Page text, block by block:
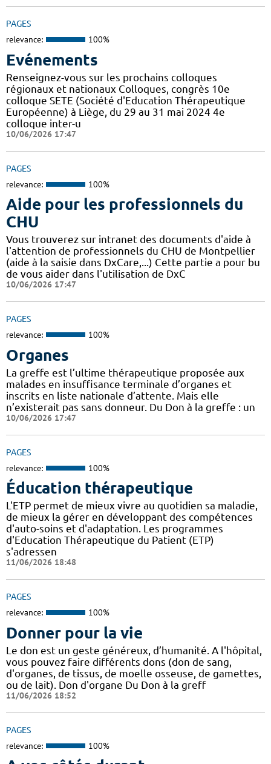
PAGES
relevance: 100%
Evénements
Renseignez-vous sur les prochains colloques
régionaux et nationaux Colloques, congrès 10e
colloque SETE (Société d'Education Thérapeutique
Européenne) à Liège, du 29 au 31 mai 2024 4e
colloque inter-u
10/06/2026 17:47
PAGES
relevance: 100%
Aide pour les professionnels du
CHU
Vous trouverez sur intranet des documents d'aide à
l'attention de professionnels du CHU de Montpellier
(aide à la saisie dans DxCare,...) Cette partie a pour bu
de vous aider dans l'utilisation de DxC
10/06/2026 17:47
PAGES
relevance: 100%
Organes
La greffe est l’ultime thérapeutique proposée aux
malades en insuffisance terminale d’organes et
inscrits en liste nationale d’attente. Mais elle
n’existerait pas sans donneur. Du Don à la greffe : un
10/06/2026 17:47
PAGES
relevance: 100%
Éducation thérapeutique
L'ETP permet de mieux vivre au quotidien sa maladie,
de mieux la gérer en développant des compétences
d'auto-soins et d'adaptation. Les programmes
d'Education Thérapeutique du Patient (ETP)
s'adressen
11/06/2026 18:48
PAGES
relevance: 100%
Donner pour la vie
Le don est un geste généreux, d’humanité. A l'hôpital,
vous pouvez faire différents dons (don de sang,
d'organes, de tissus, de moelle osseuse, de gamettes,
ou de lait). Don d'organe Du Don à la greff
11/06/2026 18:52
PAGES
relevance: 100%